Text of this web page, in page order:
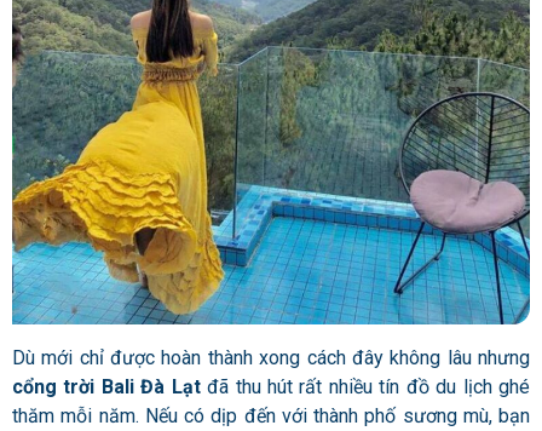
Dù mới chỉ được hoàn thành xong cách đây không lâu nhưng
cổng trời Bali Đà Lạtđã thu hút rất nhiều tín đồ du lịch ghé
thăm mỗi năm. Nếu có dịp đến với thành phố sương mù, bạn